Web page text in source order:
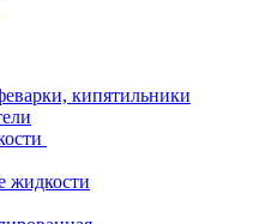
кипятильники
жидкости